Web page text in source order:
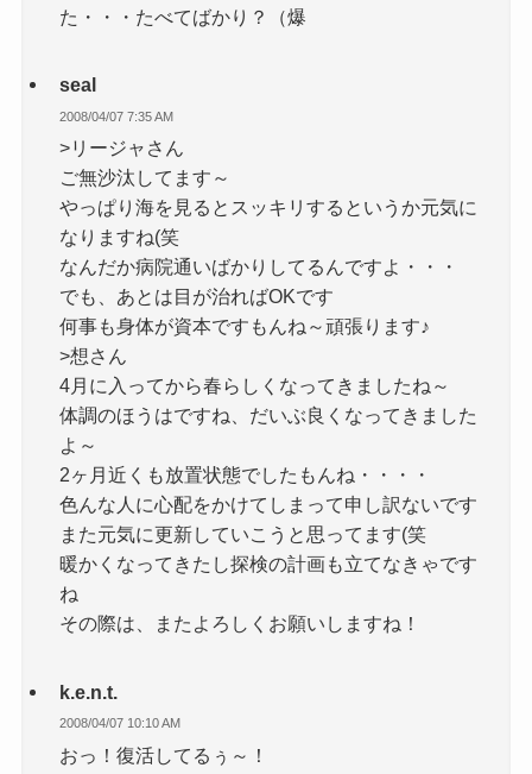
た・・・たべてばかり？（爆
seal
2008/04/07 7:35 AM
>リージャさん
ご無沙汰してます～
やっぱり海を見るとスッキリするというか元気に
なりますね(笑
なんだか病院通いばかりしてるんですよ・・・
でも、あとは目が治ればOKです
何事も身体が資本ですもんね～頑張ります♪
>想さん
4月に入ってから春らしくなってきましたね～
体調のほうはですね、だいぶ良くなってきました
よ～
2ヶ月近くも放置状態でしたもんね・・・・
色んな人に心配をかけてしまって申し訳ないです
また元気に更新していこうと思ってます(笑
暖かくなってきたし探検の計画も立てなきゃです
ね
その際は、またよろしくお願いしますね！
k.e.n.t.
2008/04/07 10:10 AM
おっ！復活してるぅ～！